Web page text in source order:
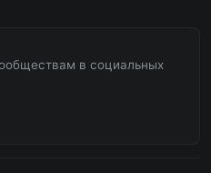
в социальных